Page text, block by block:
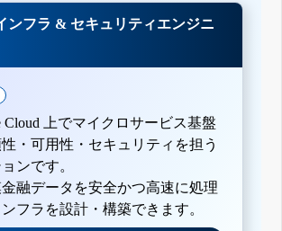
ンフラ & セキュリティエンジニ
Cloud 上でマイクロサービス基盤
・可用性・セキュリティを担う
ンです。
融データを安全かつ高速に処理
フラを設計・構築できます。